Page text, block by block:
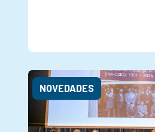
NOVEDADES